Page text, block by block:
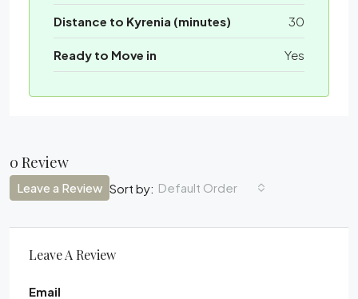
Distance to Kyrenia (minutes) 30
Ready to Move in Yes
0 Review
Sort by: Default Order
Leave a Review
Leave A Review
Email